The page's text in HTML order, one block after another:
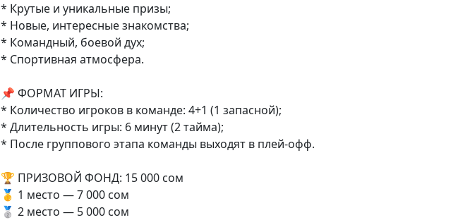
* Крутые и уникальные призы;
* Новые, интересные знакомства;
* Командный, боевой дух;
* Спортивная атмосфера.
📌 ФОРМАТ ИГРЫ:
* Количество игроков в команде: 4+1 (1 запасной);
* Длительность игры: 6 минут (2 тайма);
* После группового этапа команды выходят в плей-офф.
🏆 ПРИЗОВОЙ ФОНД: 15 000 сом
🥇 1 место — 7 000 сом
🥈 2 место — 5 000 сом